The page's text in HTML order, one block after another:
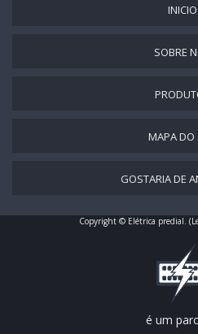
INICIO
SOBRE
MAPA DO
GOSTARIA DE
Copyright © Elétrica predial.
é um